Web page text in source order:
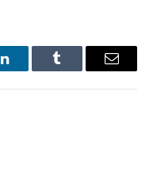
LinkedInTumblr Email